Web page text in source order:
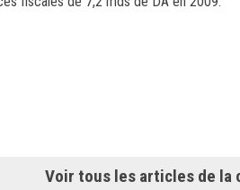
Voir tous les articles de la